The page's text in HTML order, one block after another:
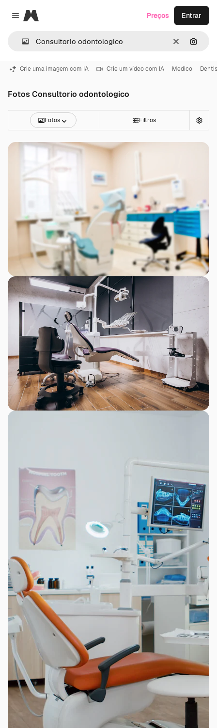
Close menu
Magnific
Limpar
Preços Entrar
Crie uma imagem com IA Crie um vídeo com IA Medico
Fotos Consultorio odontologico
Fotos Filtros